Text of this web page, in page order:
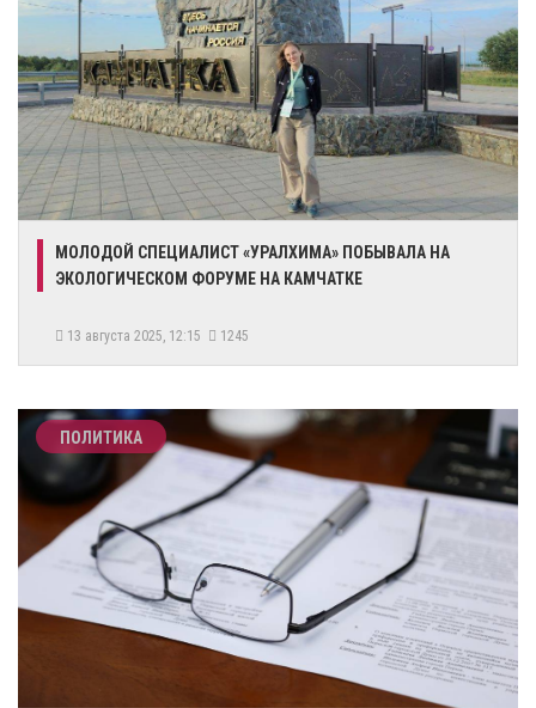
МОЛОДОЙ СПЕЦИАЛИСТ «УРАЛХИМА» ПОБЫВАЛА НА
ЭКОЛОГИЧЕСКОМ ФОРУМЕ НА КАМЧАТКЕ
13 августа 2025, 12:15 1245
ПОЛИТИКА